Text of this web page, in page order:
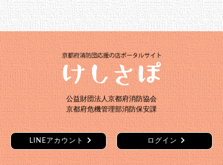
公益財団法人京都府消防協会
京都府危機管理部消防保安課
LINEアカウント ログイン